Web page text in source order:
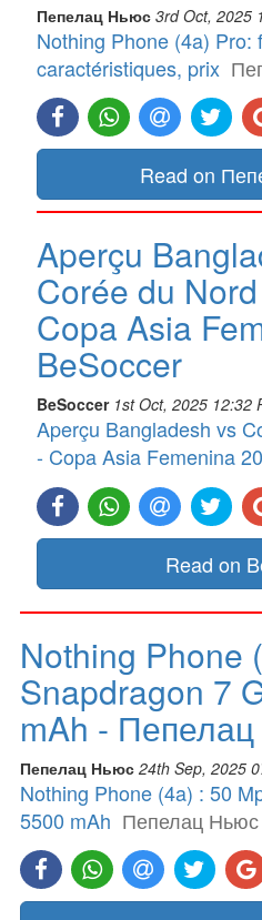
Пепелац Ньюс 3rd Oct, 2025
Nothing Phone (4a) Pro:
caractéristiques, prix
Read on
Aperçu
Corée du
Copa Asia
BeSoccer
BeSoccer 1st Oct, 2025 12:32
Aperçu Bangladesh vs
- Copa Asia Femenina
Read on
Nothing Phone
Snapdragon 7
mAh -
Пепелац Ньюс 24th Sep, 2025
Nothing Phone (4a) : 50
5500 mAh Пепелац Ньюс